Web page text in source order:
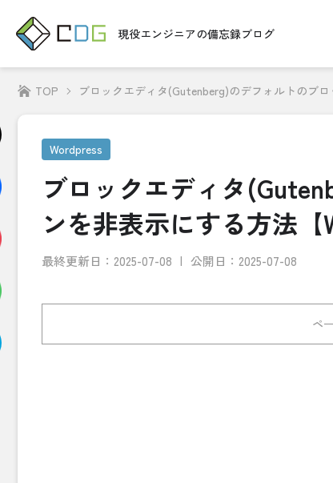
現役エンジニアの備忘録ブログ
TOP ブロックエディタ(Gutenberg)のデフォルトのブ
Wordpress
ブロックエディタ
ンを非表示にする方法【
最終更新日： 2025-07-08 公開日：2025-07-08
ペ